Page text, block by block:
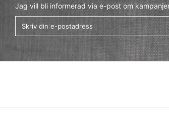
Jag vill bli informerad via e-post om